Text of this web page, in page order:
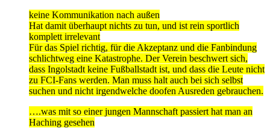
keine Kommunikation nach außen
Hat damit überhaupt nichts zu tun, und ist rein sportlich
komplett irrelevant
Für das Spiel richtig, für die Akzeptanz und die Fanbindung
schlichtweg eine Katastrophe. Der Verein beschwert sich,
dass Ingolstadt keine Fußballstadt ist, und dass die Leute nicht
zu FCI-Fans werden. Man muss halt auch bei sich selbst
suchen und nicht irgendwelche doofen Ausreden gebrauchen.
….was mit so einer jungen Mannschaft passiert hat man an
Haching gesehen